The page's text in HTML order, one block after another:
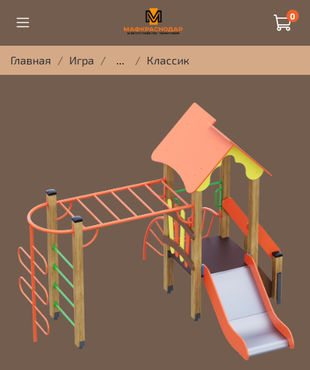
0
Главная Игра ... Классик